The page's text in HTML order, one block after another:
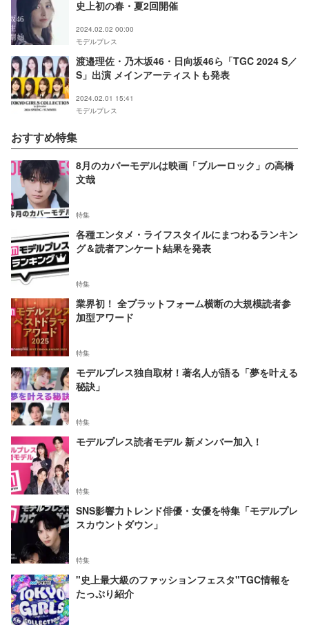
史上初の春・夏2回開催
2024.02.02 00:00
モデルプレス
渡邉理佐・乃木坂46・日向坂46ら「TGC 2024 S／
S」出演 メインアーティストも発表
2024.02.01 15:41
モデルプレス
おすすめ特集
8月のカバーモデルは映画「ブルーロック」の高橋
文哉
特集
各種エンタメ・ライフスタイルにまつわるランキン
グ＆読者アンケート結果を発表
特集
業界初！ 全プラットフォーム横断の大規模読者参
加型アワード
特集
モデルプレス独自取材！著名人が語る「夢を叶える
秘訣」
特集
モデルプレス読者モデル 新メンバー加入！
特集
SNS影響力トレンド俳優・女優を特集「モデルプレ
スカウントダウン」
特集
"史上最大級のファッションフェスタ"TGC情報を
たっぷり紹介